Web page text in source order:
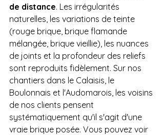
de distance. Les irrégularités
naturelles, les variations de teinte
(rouge brique, brique flamande
mélangée, brique vieillie), les nuances
de joints et la profondeur des reliefs
sont reproduits fidèlement. Sur nos
chantiers dans le Calaisis, le
Boulonnais et l'Audomarois, les voisins
de nos clients pensent
systématiquement qu'il s'agit d'une
vraie brique posée. Vous pouvez voir